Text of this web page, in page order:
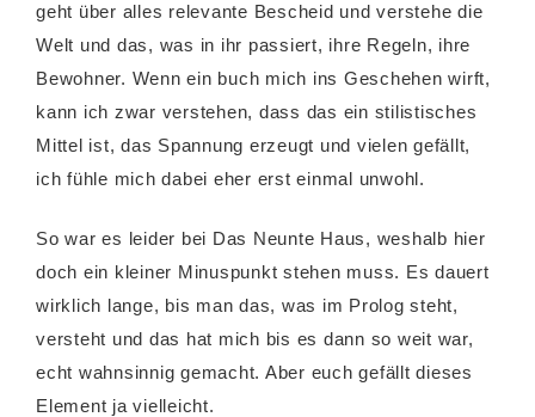
geht über alles relevante Bescheid und verstehe die
Welt und das, was in ihr passiert, ihre Regeln, ihre
Bewohner. Wenn ein buch mich ins Geschehen wirft,
kann ich zwar verstehen, dass das ein stilistisches
Mittel ist, das Spannung erzeugt und vielen gefällt,
ich fühle mich dabei eher erst einmal unwohl.
So war es leider bei Das Neunte Haus, weshalb hier
doch ein kleiner Minuspunkt stehen muss. Es dauert
wirklich lange, bis man das, was im Prolog steht,
versteht und das hat mich bis es dann so weit war,
echt wahnsinnig gemacht. Aber euch gefällt dieses
Element ja vielleicht.